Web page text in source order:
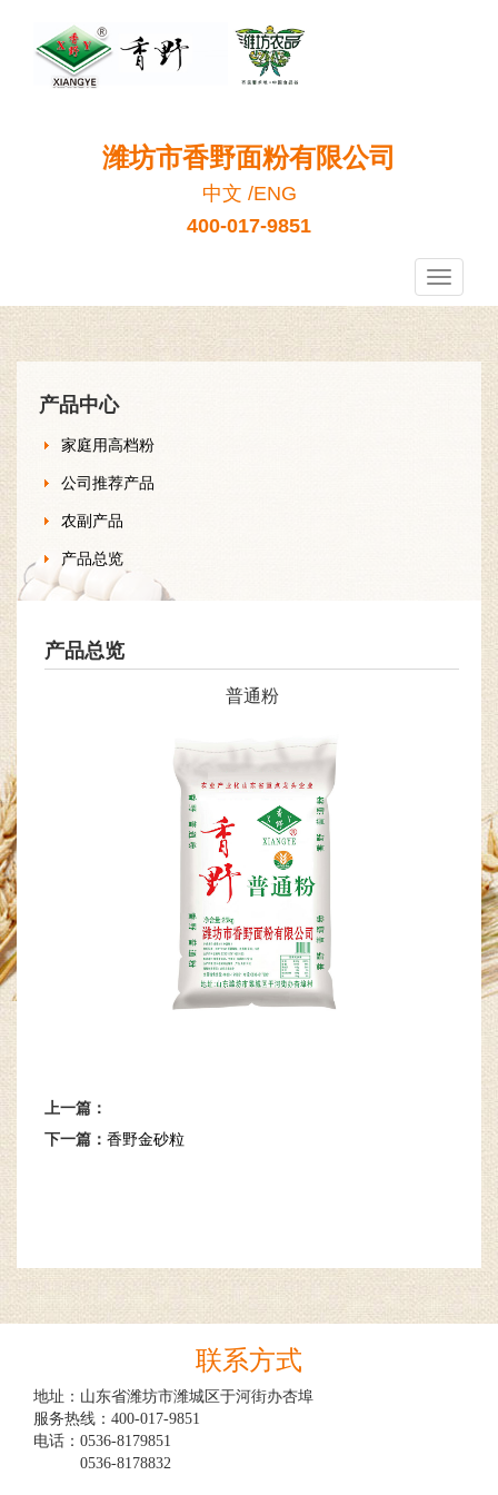
潍坊市香野面粉有限公司
中文 /ENG
400-017-9851
香
野
产品中心
家庭用高档粉
公司推荐产品
农副产品
产品总览
产品总览
普通粉
上一篇：
下一篇： 香野金砂粒
联系方式
地址：山东省潍坊市潍城区于河街办杏埠
服务热线：400-017-9851
电话：0536-8179851
0536-8178832